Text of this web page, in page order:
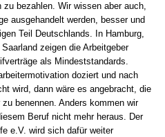
bezahlen. Wir wissen aber auch,
ausgehandelt werden, besser und
Teil Deutschlands. In Hamburg,
zeigen die Arbeitgeber
als Mindeststandards.
doziert und nach
wird, dann wäre es angebracht, die
benennen. Anders kommen wir
Beruf nicht mehr heraus. Der
e.V. wird sich dafür weiter